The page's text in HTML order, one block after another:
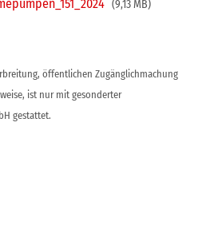
(9,13 MB)
öffentlichen Zugänglichmachung
ist nur mit gesonderter
gestattet.